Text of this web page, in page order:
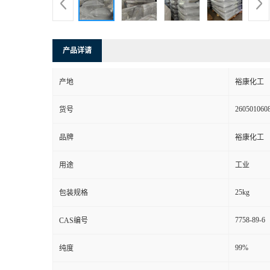
产品详请
产地 裕康化工
货号
品牌 裕康化工
用途 工业
包装规格 25kg
CAS编号 7758-89-6
纯度 99%